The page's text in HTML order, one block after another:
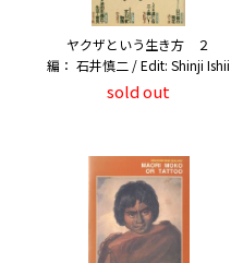
ヤクザという生き方 ２
編： 石井慎二 / Edit: Shinji Ishii
sold out